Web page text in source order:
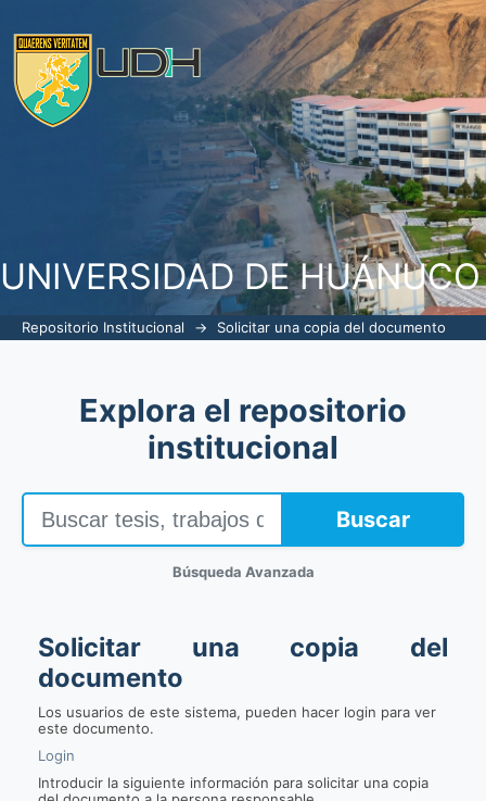
UNIVERSIDAD DE HUÁNUCO
Solicitar una copia del documento
Repositorio Institucional → Solicitar una copia del documento
Explora el repositorio
institucional
Buscar
Búsqueda Avanzada
Solicitar una copia del
documento
Los usuarios de este sistema, pueden hacer login para ver
este documento.
Login
Introducir la siguiente información para solicitar una copia